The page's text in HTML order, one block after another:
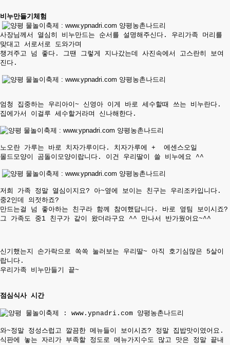
비누만들기체험
사장님께서 열심히 비누만드는 순서를 설명해주신다. 우리가족 머리를
맞대고 서로서로 도와가며
챙겨주고 넘 좋다. 그땐 그렇게 지나갔는데 사진속에서
고스란히 보여
진다.
엄청 집중하는 우리아이~ 신영아 이게 바로 세수할때 쓰는 비누란다.
집에가서 이걸루 세수할거라며 신나해한다.
노오란 가루는 바로 치자가루이다. 치자가루에 + 에센스오일
몰드모양이 곰돌이모양이랍니다. 이건 우리딸이 쓸 비누에요 ^^
저희 가족 정말 열심이지요? 아~옆에 보이는 친구는 우리조카입니다.
중2인데 의젓하죠?
만드는걸 넘 좋아하는 친구라 함께 참여했답니다. 바로 옆팀 보이시죠?
그 가족도 중1 친구가 같이 왔더라구요 ^^ 만나서 반가웠어요~^^
신기했는지 손가락으로 쏙쏙 눌러보는 우리딸~ 아직 호기심많은 5살이
랍니다.
우리가족 비누만들기 끝~
점심식사 시간
와~정말 정성스럽고 깔끔한 메뉴들이 보이시죠? 정말 집밥맛이였어요.
식판에 놓는 자리가 부족할 정도로 메뉴가지수도 많고 맛은 정말 끝내